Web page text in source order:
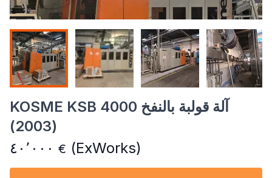
KOSME KSB 4000 آلة قولبة بالنفخ
(2003)
٤٠٬٠٠٠ € (ExWorks)